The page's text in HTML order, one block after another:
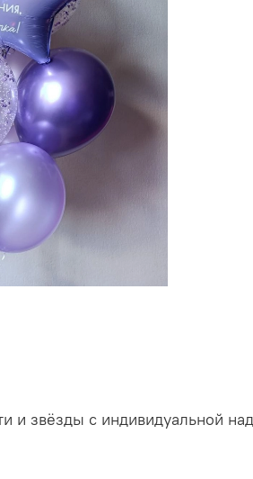
и звёзды с индивидуальной